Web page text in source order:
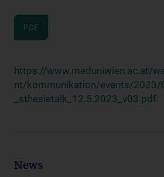
PDF
https://www.meduniwien.ac.at/
nt/kommunikation/events/2023/
_sthesietalk_12.5.2023_v03.pdf
News